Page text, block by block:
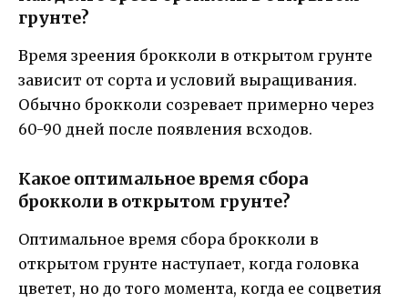
грунте?
Время зреения брокколи в открытом грунте
зависит от сорта и условий выращивания.
Обычно брокколи созревает примерно через
60-90 дней после появления всходов.
Какое оптимальное время сбора
брокколи в открытом грунте?
Оптимальное время сбора брокколи в
открытом грунте наступает, когда головка
цветет, но до того момента, когда ее соцветия